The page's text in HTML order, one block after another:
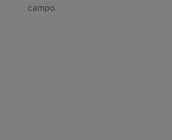
campo.